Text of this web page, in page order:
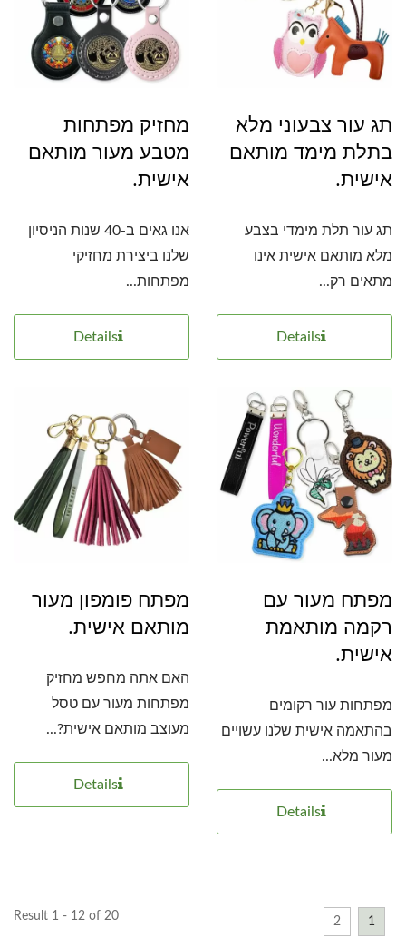
תג עור צבעוני מלא
בתלת מימד מותאם
אישית.
תג עור תלת מימדי בצבע
מלא מותאם אישית אינו
מתאים רק...
Details
מחזיק מפתחות
מטבע מעור מותאם
אישית.
אנו גאים ב-40 שנות הניסיון
שלנו ביצירת מחזיקי
מפתחות...
Details
מפתח מעור עם
רקמה מותאמת
אישית.
מפתחות עור רקומים
בהתאמה אישית שלנו עשויים
מעור מלא...
Details
מפתח פומפון מעור
מותאם אישית.
האם אתה מחפש מחזיק
מפתחות מעור עם טסל
מעוצב מותאם אישית?...
Details
Result 1 - 12 of 20 1
2